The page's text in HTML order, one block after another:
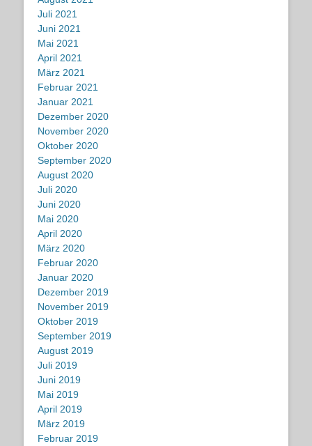
Juli 2021
Juni 2021
Mai 2021
April 2021
März 2021
Februar 2021
Januar 2021
Dezember 2020
November 2020
Oktober 2020
September 2020
August 2020
Juli 2020
Juni 2020
Mai 2020
April 2020
März 2020
Februar 2020
Januar 2020
Dezember 2019
November 2019
Oktober 2019
September 2019
August 2019
Juli 2019
Juni 2019
Mai 2019
April 2019
März 2019
Februar 2019